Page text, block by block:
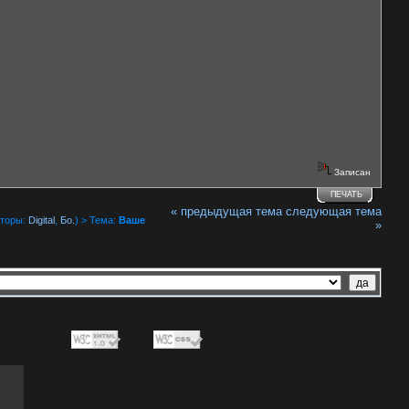
Записан
ПЕЧАТЬ
Digital Бо. ) > Тема: Ваше
« предыдущая тема следующая тема
»